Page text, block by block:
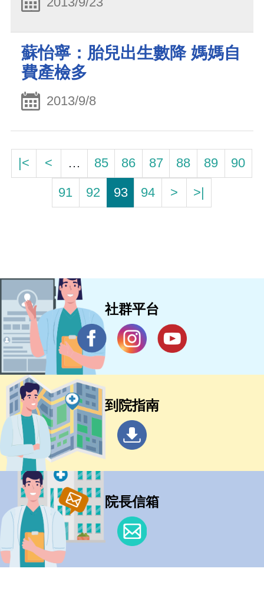
蘇怡寧：胎兒出生數降 媽媽自
費產檢多
2013/9/8
|< < … 85 86 87 88 89
90
91
92 93 94 > >|
社群平台
到院指南
院長信箱